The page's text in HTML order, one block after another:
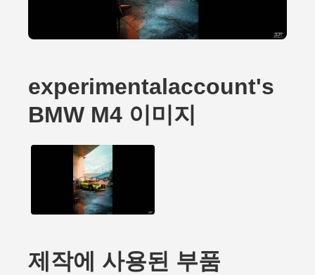
experimentalaccount's
BMW M4 이미지
제작에 사용된 부품